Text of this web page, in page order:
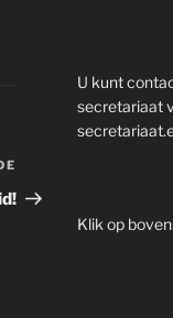
bericht
U kunt
secretariaat
Klik op